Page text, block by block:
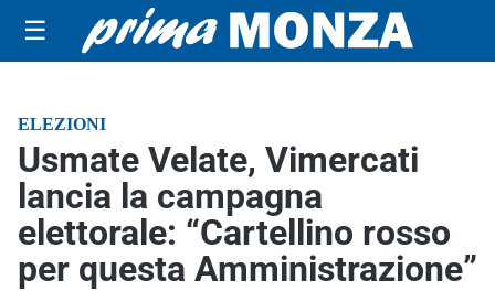
☰
ELEZIONI
Usmate Velate, Vimercati
lancia la campagna
elettorale: “Cartellino rosso
per questa Amministrazione”